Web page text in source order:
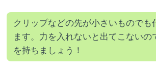
クリップなどの先が小さいものでも
ます。力を入れないと出てこないの
を持ちましょう！